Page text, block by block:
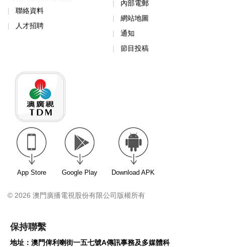
聯絡資料
人才招聘
內部電郵
網站地圖
通知
節目投稿
App Store Google Play Download APK
© 2026 澳門廣播電視股份有限公司版權所有
保持聯繫
地址：澳門俾利喇街一五七號A傳訊事務及多媒體科